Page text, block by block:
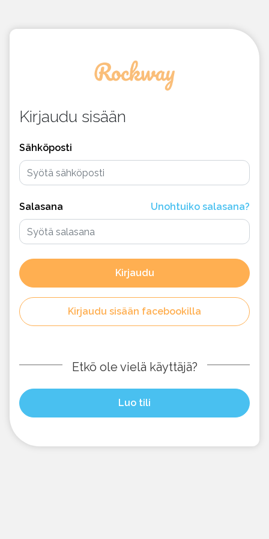
Kirjaudu sisään
Sähköposti
Salasana Unohtuiko salasana?
Kirjaudu
Kirjaudu sisään facebookilla
Etkö ole vielä käyttäjä?
Luo tili